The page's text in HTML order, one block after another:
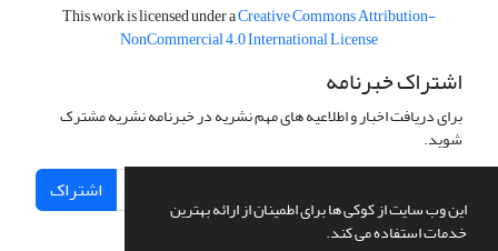
این وب سایت از کوکی ها برای اطمینان از ارائه بهترین
خدمات استفاده می کند.
This work is licensed under aCreative Commons Attribution-
NonCommercial 4.0 International License
اشتراک خبرنامه
برای دریافت اخبار و اطلاعیه های مهم نشریه در خبرنامه نشریه مشترک
شوید.
اشتراک